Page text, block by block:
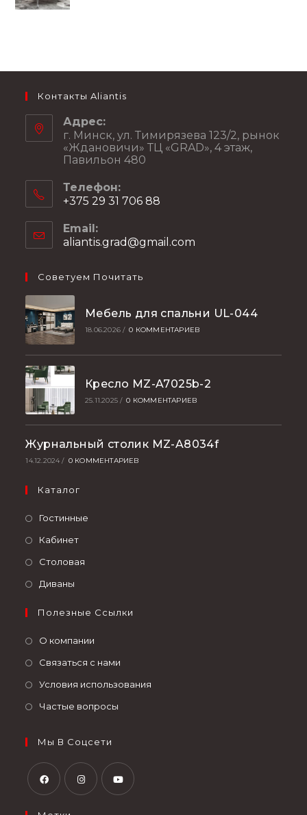
Контакты Aliantis
Адрес:
г. Минск, ул. Тимирязева 123/2, рынок
«Ждановичи» ТЦ «GRAD», 4 этаж,
Павильон 480
Телефон:
+375 29 31 706 88
Email:
aliantis.grad@gmail.com
Советуем Почитать
Мебель для спальни UL-044
18.06.2026 / 0 КОММЕНТАРИЕВ
Кресло MZ-A7025b-2
25.11.2025 / 0 КОММЕНТАРИЕВ
Журнальный столик MZ-A8034f
14.12.2024 / 0 КОММЕНТАРИЕВ
Каталог
Гостинные
Кабинет
Столовая
Диваны
Полезные Ссылки
О компании
Связаться с нами
Условия использования
Частые вопросы
Мы В Соцсети